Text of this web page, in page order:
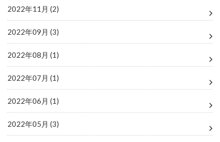
2022年11月 (2)
2022年09月 (3)
2022年08月 (1)
2022年07月 (1)
2022年06月 (1)
2022年05月 (3)